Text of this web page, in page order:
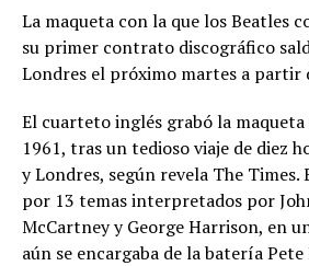
La maqueta con la que los Beatles
su primer contrato discográfico
Londres el próximo martes a partir
El cuarteto inglés grabó la maqueta
1961, tras un tedioso viaje de diez
y Londres, según revela The Times.
por 13 temas interpretados por
McCartney y George Harrison, en
aún se encargaba de la batería